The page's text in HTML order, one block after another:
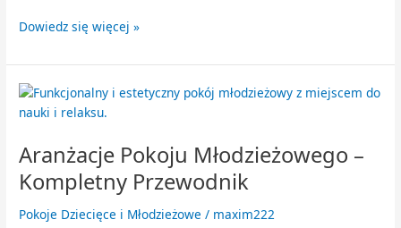
Dowiedz się więcej »
Aranżacje Pokoju Młodzieżowego –
Kompletny Przewodnik
Pokoje Dziecięce i Młodzieżowe / maxim222
Aranżacje
Pokoju
–
Kompletny
Przewodnik